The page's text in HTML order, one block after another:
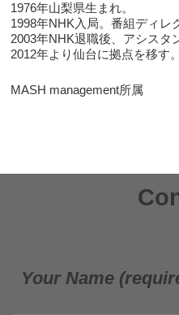
1976年山梨県生まれ。
1998年NHK入局。番組ディレ
2003年NHK退職後、アシスタ
2012年より仙台に拠点を移す。
MASH management所属
Your Name